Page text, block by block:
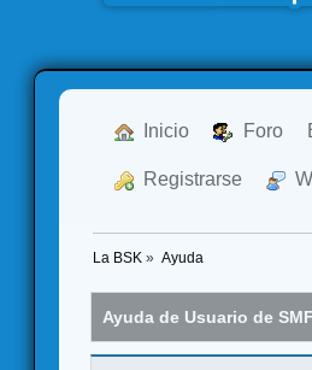
Inicio Foro
Registrarse
La BSK » Ayuda
Ayuda de Usuario de SMF